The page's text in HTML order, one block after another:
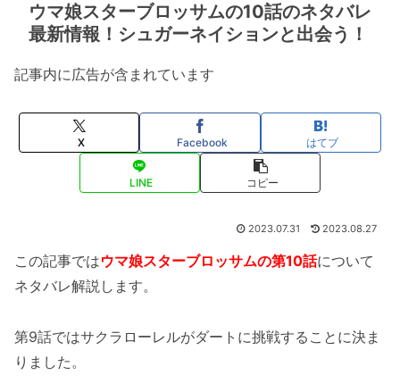
ウマ娘スターブロッサムの10話のネタバレ
最新情報！シュガーネイションと出会う！
記事内に広告が含まれています
X Facebook はてブ
LINE コピー
2023.07.31 2023.08.27
この記事ではウマ娘スターブロッサムの第10話について
ネタバレ解説します。
第9話ではサクラローレルがダートに挑戦することに決ま
りました。